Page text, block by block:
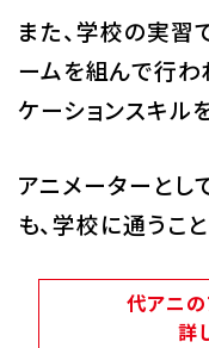
また、学校の実習
ームを組んで行わ
ケーションスキル
アニメーターとし
も、学校に通うこ
代アニ
詳